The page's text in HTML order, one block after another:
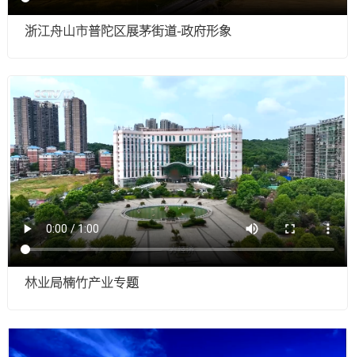
浙江舟山市普陀区展茅街道-政府形象
林业局楠竹产业专题